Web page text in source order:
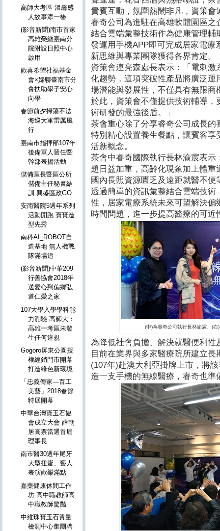
貴賓互動，氛圍熱鬧非凡，資策會
睿奇公司為進駐在高雄軟體園區
結合雲端彙整技術作為健康管理
發運用手機APP即可完成居家電療
新思維與專業團隊獲得各界肯定。
資策會連亮森處長表示：「電刺
化趨勢，這項突破性產品將廣泛
場潛能與發展性，不僅具有無限
於此，資策會不僅提供技術輔導
術研發的最強後盾。」
茶會重心除了分享睿奇公司成長
特別精心設置養生餐點，讓賓客
活新概念。
茶會中睿奇國際執行長林渝宸表
題日益加重，高齡化現象加上體
國內長照資源匱乏及遠距就醫不
透過簡單的資訊彙整結合雲端技
性，居家電療系統未來可望解決
時間問題，進一步提高醫療的可近
(中)為睿奇公司執行長林渝宸、(
為降低社會負擔、解決就醫便利
目前在業界與多家醫療院所建立
(107年)赴澳大利亞掛牌上市，將
造一支手機的無線醫療，睿奇也準
高師大考區 溫馨感
人故事添一樁
(影音新聞)南市首家
高雄榮總臺南分
院附設日照中心
啟用
歡喜希望社福基金
會×婦聯臺南市分
會扶助學子安心
向學
春節前夕掃蕩不法
海巡大軍雷厲風
行
臺南市指揮部107年
後備軍人晉任暨
幹部表揚活動
儲備區長暨區公所
儲備主任秘書結
訓 興盛區政GO
安南醫院5週年系列
活動開跑 寶寶造
型先秀
南科AI_ROBOT自
造基地 無人機戰
隊滿場追
(影音新聞)中華209
行善協會2018年
送愛心到偏鄉弘
道仁愛之家
107大學入學學科能
力測驗 高師大：
高雄一考區未發
生任何違規
Gogoro屏東公園授
權經銷門市開幕
打造綠色新環境
「忠義傳家—百工
美藝」2018春節
特展開幕
中華台灣寶玉石協
會成立大會 薛朝
居高票當選首屆
理事長
南市醫30週年尾牙
大型扭蛋、藝人
表演歡樂滿點
嘉藥健康休閒工作
坊 高中職教師高
中職教師驚豔
中維珠寶玉石質量
檢測中心集團聘